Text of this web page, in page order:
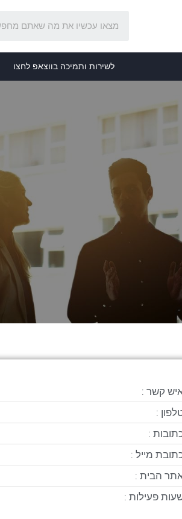
לשירות ותמיכה בווצאפ לחצו
קשר :
:
:
מייל :
הבית :
פעילות :